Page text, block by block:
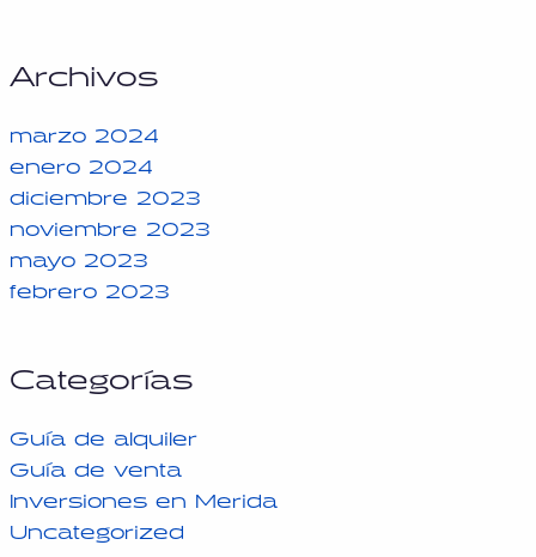
Archivos
marzo 2024
enero 2024
diciembre 2023
noviembre 2023
mayo 2023
febrero 2023
Categorías
Guía de alquiler
Guía de venta
Inversiones en Merida
Uncategorized